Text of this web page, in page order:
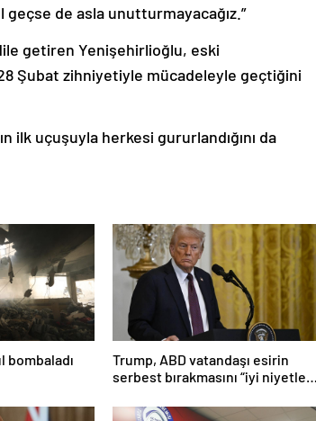
geçse de asla unutturmayacağız.”
getiren Yenişehirlioğlu, eski
Şubat zihniyetiyle mücadeleyle geçtiğini
ilk uçuşuyla herkesi gururlandığını da
bombaladı
Trump, ABD vatandaşı esirin
serbest bırakmasını “iyi niyetle
değerlendirdi